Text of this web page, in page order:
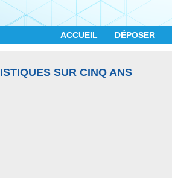
ACCUEIL DÉPOSER
SUR CINQ ANS